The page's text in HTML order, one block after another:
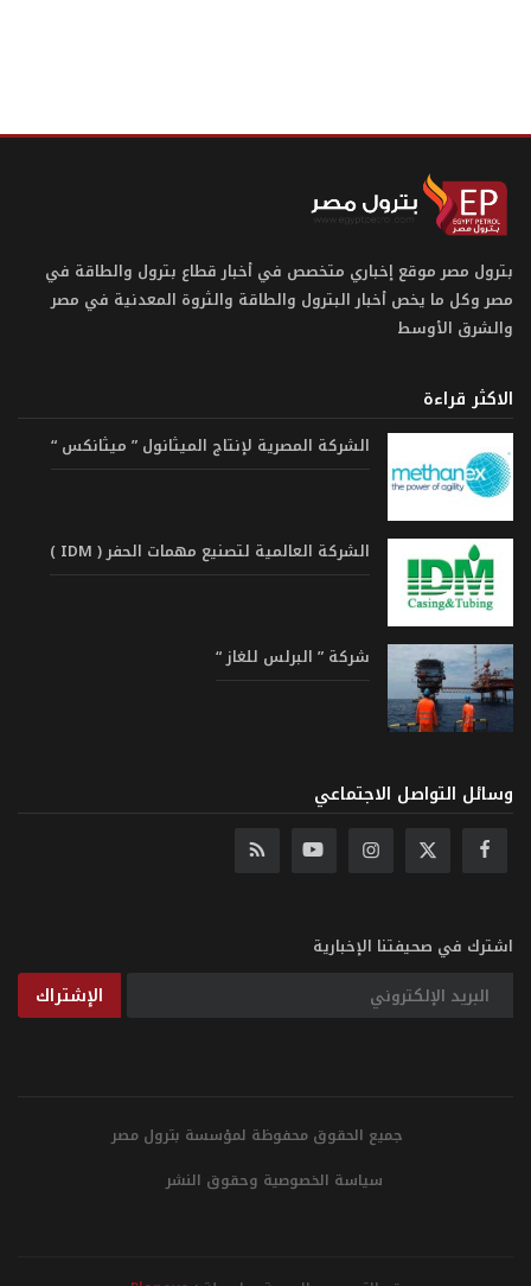
بترول مصر موقع إخباري متخصص في أخبار قطاع بترول والطاقة في
مصر وكل ما يخص أخبار البترول والطاقة والثروة المعدنية في مصر
والشرق الأوسط
الاكثر قراءة
الشركة المصرية لإنتاج الميثانول ” ميثانكس “
الشركة العالمية لتصنيع مهمات الحفر ( IDM )
شركة ” البرلس للغاز “
وسائل التواصل الاجتماعي
اشترك في صحيفتنا الإخبارية
الإشتراك
جميع الحقوق محفوظة لمؤسسة بترول مصر
سياسة الخصوصية وحقوق النشر